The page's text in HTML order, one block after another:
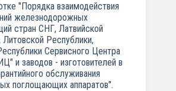
"Порядка взаимодействия
железнодорожных
стран СНГ, Латвийской
Литовской Республики,
Сервисного Центра
и заводов - изготовителей в
обслуживания
поглощающих аппаратов".